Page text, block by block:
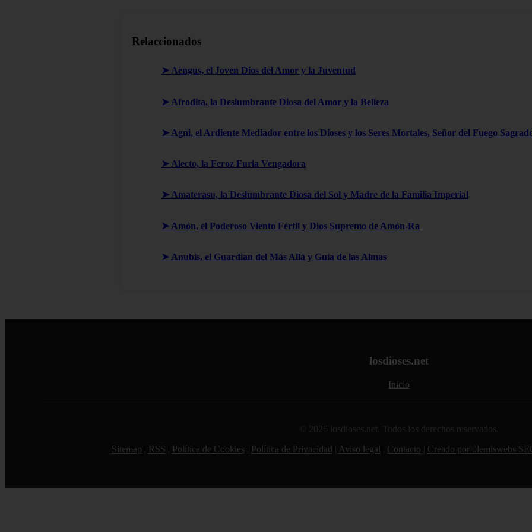
Relaccionados
➤ Aengus, el Joven Dios del Amor y la Juventud
➤ Afrodita, la Deslumbrante Diosa del Amor y la Belleza
➤ Agni, el Ardiente Mediador entre los Dioses y los Seres Mortales, Señor del Fuego
➤ Alecto, la Feroz Furia Vengadora
➤ Amaterasu, la Deslumbrante Diosa del Sol y Madre de la Familia Imperial
➤ Amón, el Poderoso Viento Fértil y Dios Supremo de Amón-Ra
➤ Anubis, el Guardian del Más Allá y Guía de las Almas
losdioses.net
Inicio
© 2026 losdioses.net. Todos los derechos reservados.
Sitemap
RSS Política de Cookies Política de Privacidad Aviso legal Contacto Creado por 0lemiswebs